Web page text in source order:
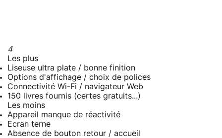
4
Les plus
Liseuse ultra plate / bonne finition
Options d'affichage / choix de polices
Connectivité Wi-Fi / navigateur Web
150 livres fournis (certes gratuits...)
Les moins
Appareil manque de réactivité
Ecran terne
Absence de bouton retour / accueil